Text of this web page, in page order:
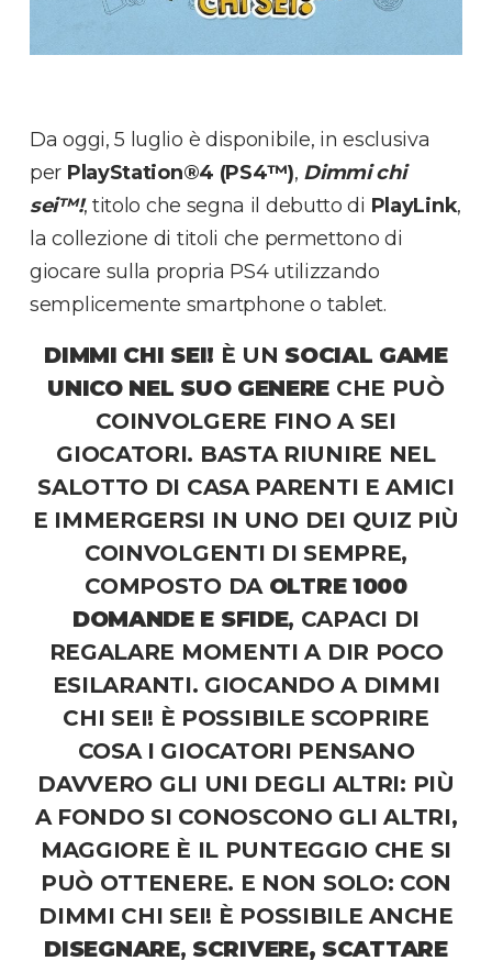
Da oggi, 5 luglio è disponibile, in esclusiva
per PlayStation®4 (PS4™), Dimmi chi
sei™!, titolo che segna il debutto di PlayLink,
la collezione di titoli che permettono di
giocare sulla propria PS4 utilizzando
semplicemente smartphone o tablet.
DIMMI CHI SEI! È UN SOCIAL GAME
UNICO NEL SUO GENERE CHE PUÒ
COINVOLGERE FINO A SEI
GIOCATORI. BASTA RIUNIRE NEL
SALOTTO DI CASA PARENTI E AMICI
E IMMERGERSI IN UNO DEI QUIZ PIÙ
COINVOLGENTI DI SEMPRE,
COMPOSTO DA OLTRE 1000
DOMANDE E SFIDE, CAPACI DI
REGALARE MOMENTI A DIR POCO
ESILARANTI. GIOCANDO A DIMMI
CHI SEI! È POSSIBILE SCOPRIRE
COSA I GIOCATORI PENSANO
DAVVERO GLI UNI DEGLI ALTRI: PIÙ
A FONDO SI CONOSCONO GLI ALTRI,
MAGGIORE È IL PUNTEGGIO CHE SI
PUÒ OTTENERE. E NON SOLO: CON
DIMMI CHI SEI! È POSSIBILE ANCHE
DISEGNARE, SCRIVERE, SCATTARE